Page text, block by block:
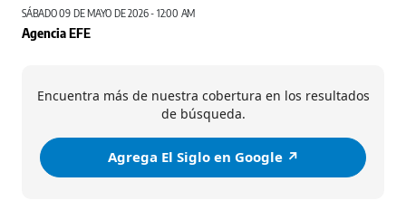
SÁBADO 09 DE MAYO DE 2026 - 12:00 AM
Agencia EFE
Encuentra más de nuestra cobertura en los resultados
de búsqueda.
Agrega El Siglo en Google ↗️